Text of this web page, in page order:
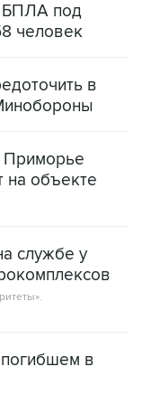
БПЛА под
человек
в
на объекте
службе у
в